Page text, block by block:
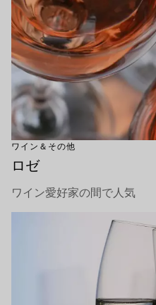
ワイン＆その他
ロゼ
ワイン愛好家の間で人気